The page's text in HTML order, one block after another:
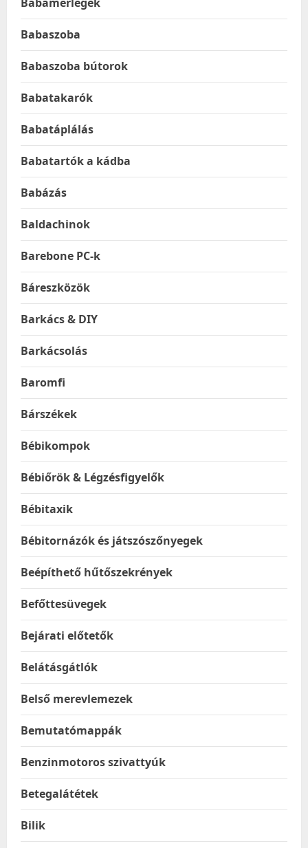
Babaszoba
Babaszoba bútorok
Babatakarók
Babatáplálás
Babatartók a kádba
Babázás
Baldachinok
Barebone PC-k
Báreszközök
Barkács & DIY
Barkácsolás
Baromfi
Bárszékek
Bébikompok
Bébiőrök & Légzésfigyelők
Bébitaxik
Bébitornázók és játszószőnyegek
Beépíthető hűtőszekrények
Befőttesüvegek
Bejárati előtetők
Belátásgátlók
Belső merevlemezek
Bemutatómappák
Benzinmotoros szivattyúk
Betegalátétek
Bilik